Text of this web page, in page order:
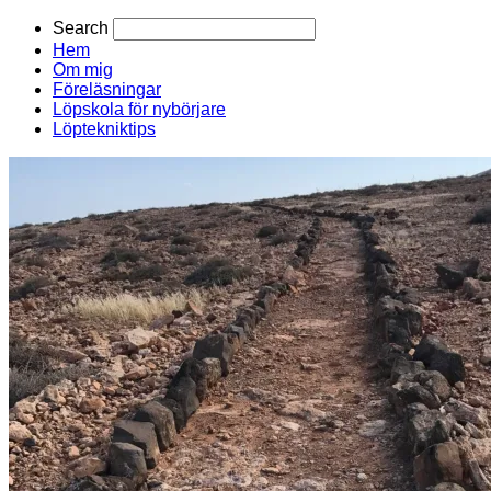
Search
Hem
Om mig
Föreläsningar
Löpskola för nybörjare
Löptekniktips